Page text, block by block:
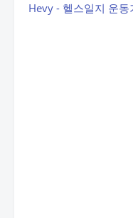
Hevy - 헬스일지 운